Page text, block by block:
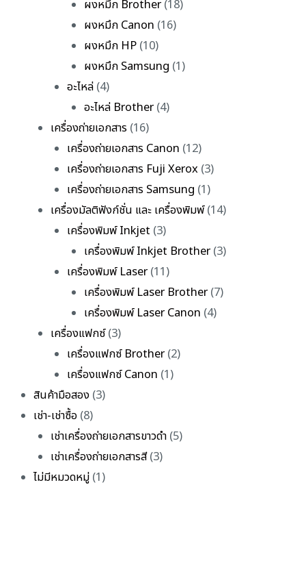
ผงหมึก Brother(18)
ผงหมึก Canon (16)
ผงหมึก HP (10)
ผงหมึก Samsung (1)
อะไหล่ (4)
อะไหล่ Brother(4)
เครื่องถ่ายเอกสาร (16)
เครื่องถ่ายเอกสาร Canon (12)
เครื่องถ่ายเอกสาร Fuji Xerox (3)
เครื่องถ่ายเอกสาร Samsung (1)
เครื่องมัลติฟังก์ชั่น และ เครื่องพิมพ์(14)
เครื่องพิมพ์ Inkjet (3)
เครื่องพิมพ์ Inkjet Brother(3)
เครื่องพิมพ์ Laser(11)
เครื่องพิมพ์ Laser Brother(7)
เครื่องพิมพ์ Laser Canon (4)
เครื่องแฟกซ์(3)
เครื่องแฟกซ์ Brother(2)
เครื่องแฟกซ์ Canon (1)
สินค้ามือสอง (3)
เช่า-เช่าซื้อ (8)
เช่าเครื่องถ่ายเอกสารขาวดำ(5)
เช่าเครื่องถ่ายเอกสารสี(3)
ไม่มีหมวดหมู่ (1)